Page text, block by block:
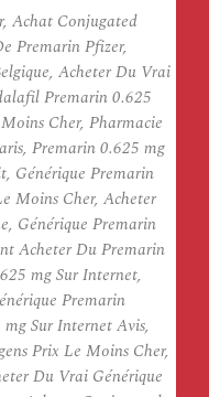
Achat Conjugated
Premarin Pfizer,
Acheter Du Vrai
Premarin 0.625
Cher, Pharmacie
Premarin 0.625 mg
Générique Premarin
Moins Cher, Acheter
Générique Premarin
Acheter Du Premarin
mg Sur Internet,
Premarin
Sur Internet Avis,
Prix Le Moins Cher,
Du Vrai Générique